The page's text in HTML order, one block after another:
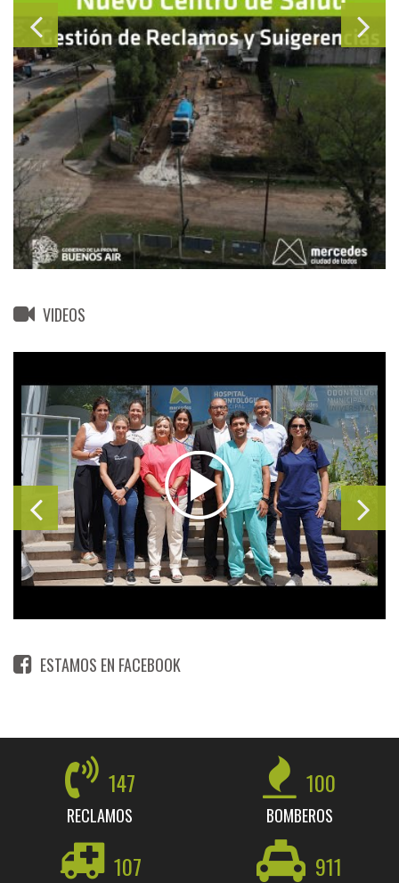
VIDEOS
ESTAMOS EN FACEBOOK
147
RECLAMOS
100
BOMBEROS
107 911